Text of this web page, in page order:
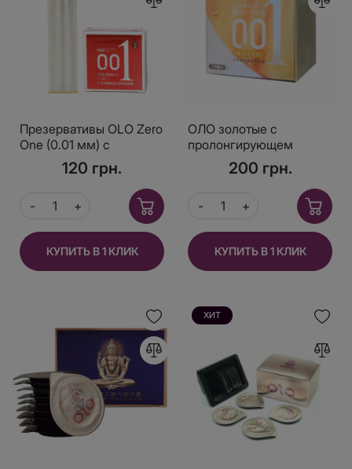
Презервативы OLO Zero
One (0.01 мм) с
разогревающим
эффектом — максимум
120 грн.
КУПИТЬ В 1 КЛИК
ОЛО золотые с
пролонгирующем
эффектом новые 10шт
200 грн.
КУПИТЬ В 1 КЛИК
ХИТ